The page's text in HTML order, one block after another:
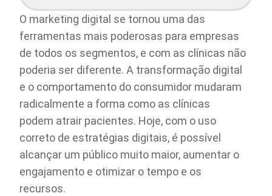
O marketing digital se tornou uma das
ferramentas mais poderosas para empresas
de todos os segmentos, e com as clínicas não
poderia ser diferente. A transformação digital
e o comportamento do consumidor mudaram
radicalmente a forma como as clínicas
podem atrair pacientes. Hoje, com o uso
correto de estratégias digitais, é possível
alcançar um público muito maior, aumentar o
engajamento e otimizar o tempo e os
recursos.